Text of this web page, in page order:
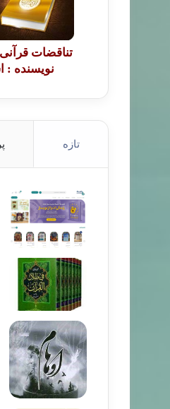
نتایج و دستاوردها از دیدگاه
تناقضات
نویسنده :
تازه